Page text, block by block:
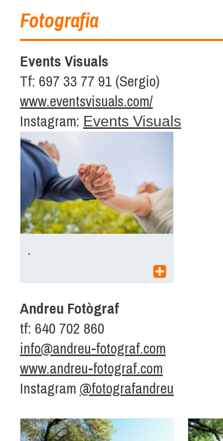
Fotografia
Events Visuals
Tf: 697 33 77 91 (Sergio)
www.eventsvisuals.com/
Instagram: Events Visuals
.
Andreu Fotògraf
tf: 640 702 860
info@andreu-fotograf.com
www.andreu-fotograf.com
Instagram @fotografandreu